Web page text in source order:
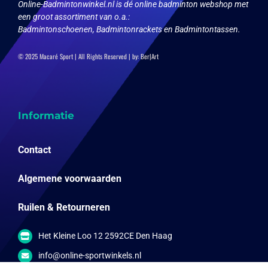
Online-Badmintonwinkel.nl is dé online badminton webshop met
een groot assortiment van o.a.:
Badmintonschoenen, Badmintonrackets en Badmintontassen.
© 2025 Macaré Sport | All Rights Reserved | by:Ber|Art
Informatie
Contact
Algemene voorwaarden
Ruilen & Retourneren
Het Kleine Loo 12 2592CE Den Haag
info@online-sportwinkels.nl